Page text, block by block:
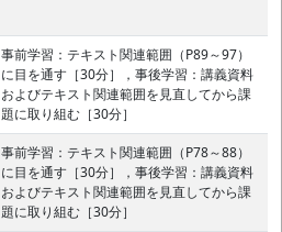
事前学習：テキスト関連範囲（P89～97）
に目を通す［30分］，事後学習：講義資料
およびテキスト関連範囲を見直してから課
題に取り組む［30分］
事前学習：テキスト関連範囲（P78～88）
に目を通す［30分］，事後学習：講義資料
およびテキスト関連範囲を見直してから課
題に取り組む［30分］